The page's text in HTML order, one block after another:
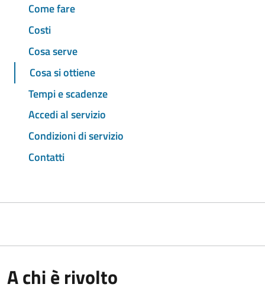
Come fare
Costi
Cosa serve
Cosa si ottiene
Tempi e scadenze
Accedi al servizio
Condizioni di servizio
Contatti
A chi è rivolto